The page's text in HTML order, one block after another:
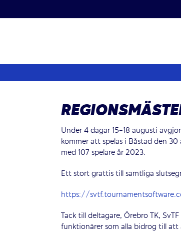
till
Under 4 dagar 15-18 augusti
kommer att spelas i Båstad den
med 107 spelare år 2023.
Ett stort grattis till samtliga
https://
Tack till deltagare, Örebro TK,
funktionärer som alla bidrog till